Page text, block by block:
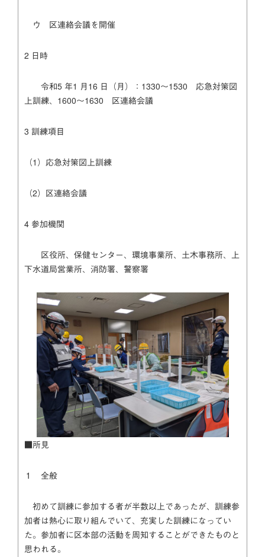
ウ 区連絡会議を開催
2 日時
令和5 年1 月16 日（月）：1330～1530 応急対策図
上訓練、1600～1630 区連絡会議
3 訓練項目
（1）応急対策図上訓練
（2）区連絡会議
4 参加機関
区役所、保健センター、環境事業所、土木事務所、上
下水道局営業所、消防署、警察署
■所見
１ 全般
初めて訓練に参加する者が半数以上であったが、訓練参
加者は熱心に取り組んでいて、充実した訓練になってい
た。参加者に区本部の活動を周知することができたものと
思われる。